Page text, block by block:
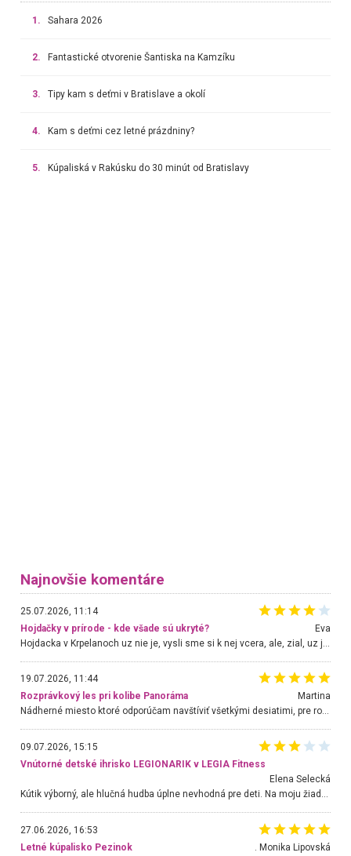
1. Sahara 2026
2. Fantastické otvorenie Šantiska na Kamzíku
3. Tipy kam s deťmi v Bratislave a okolí
4. Kam s deťmi cez letné prázdniny?
5. Kúpaliská v Rakúsku do 30 minút od Bratislavy
Najnovšie komentáre
25.07.2026, 11:14
Hojdačky v prírode - kde všade sú ukryté?
Eva
19.07.2026, 11:44
Rozprávkový les pri kolibe Panoráma
Martina
Nádherné miesto ktoré odporúčam navštíviť všetkými desiatimi, pre rodiny s deťmi, dôchodcom... Proste a jednoducho ozaj rozprávkový les.. určite ešte prídeme. Odniesli sme si na pamiatku krásne tričká,
09.07.2026, 15:15
Vnútorné detské ihrisko LEGIONARIK v LEGIA Fitness
Elena Selecká
Kútik výborný, ale hlučná hudba úplne nevhodná pre deti. Na moju žiadosť o aspoň sušenie nereagovali.
27.06.2026, 16:53
Letné kúpalisko Pezinok
. Monika Lipovská